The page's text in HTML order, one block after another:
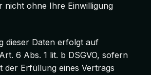
nicht ohne Ihre Einwilligung
dieser Daten erfolgt auf
6 Abs. 1 lit. b DSGVO, sofern
der Erfüllung eines Vertrags